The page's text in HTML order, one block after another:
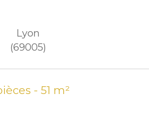
Lyon
(69005)
- 51 m²